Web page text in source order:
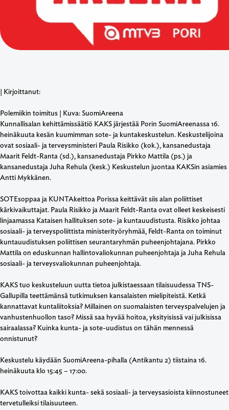
| Kirjoittanut:
Polemiikin toimitus | Kuva: SuomiAreena
Kunnallisalan kehittämissäätiö KAKS järjestää Porin SuomiAreenassa 16.
heinäkuuta kesän kuumimman sote- ja kuntakeskustelun. Keskustelijoina
ovat sosiaali- ja terveysministeri Paula Risikko (kok.), kansanedustaja
Maarit Feldt-Ranta (sd.), kansanedustaja Pirkko Mattila (ps.) ja
kansanedustaja Juha Rehula (kesk.) Keskustelun juontaa KAKSin asiamies
Antti Mykkänen.
SOTEsoppaa ja KUNTAkeittoa Porissa keittävät siis alan poliittiset
kärkivaikuttajat. Paula Risikko ja Maarit Feldt-Ranta ovat olleet keskeisesti
linjaamassa Kataisen hallituksen sote- ja kuntauudistusta. Risikko johtaa
sosiaali- ja terveyspoliittista ministerityöryhmää, Feldt-Ranta on toiminut
kuntauudistuksen poliittisen seurantaryhmän puheenjohtajana. Pirkko
Mattila on eduskunnan hallintovaliokunnan puheenjohtaja ja Juha Rehula
sosiaali- ja terveysvaliokunnan puheenjohtaja.
KAKS tuo keskusteluun uutta tietoa julkistaessaan tilaisuudessa TNS-
Gallupilla teettämänsä tutkimuksen kansalaisten mielipiteistä. Ketkä
kannattavat kuntaliitoksia? Millainen on suomalaisten terveyspalvelujen ja
vanhustenhuollon taso? Missä saa hyvää hoitoa, yksityisissä vai julkisissa
sairaalassa? Kuinka kunta- ja sote-uudistus on tähän mennessä
onnistunut?
Keskustelu käydään SuomiAreena-pihalla (Antikantu 2) tiistaina 16.
heinäkuuta klo 15:45 – 17:00.
KAKS toivottaa kaikki kunta- sekä sosiaali- ja terveysasioista kiinnostuneet
tervetulleiksi tilaisuuteen.